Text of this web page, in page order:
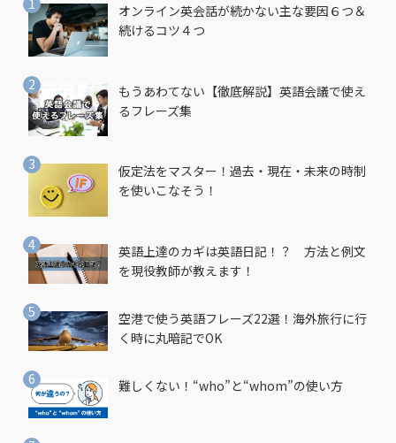
オンライン英会話が続かない主な要因６つ＆
続けるコツ４つ
もうあわてない【徹底解説】英語会議で使え
るフレーズ集
仮定法をマスター！過去・現在・未来の時制
を使いこなそう！
英語上達のカギは英語日記！？ 方法と例文
を現役教師が教えます！
空港で使う英語フレーズ22選！海外旅行に行
く時に丸暗記でOK
難しくない！“who”と“whom”の使い方